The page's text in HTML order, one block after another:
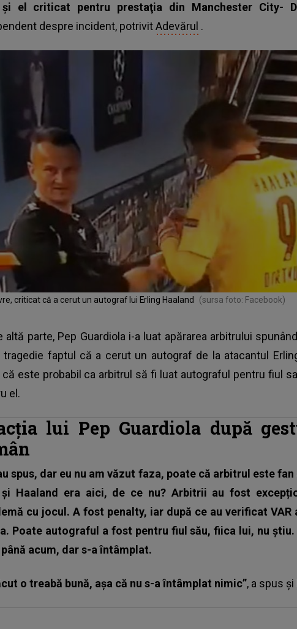
el criticat pentru prestaţia din Manchester City-
despre incident, potrivitAdevărul .
criticat că a cerut un autograf lui Erling Haaland (sursa foto: Facebook)
altă parte, Pep Guardiola i-a luat apărarea arbitrului
tragedie faptul că a cerut un autograf de la atacantul
este probabil ca arbitrul să fi luat autograful pentru fiul
el.
lui Pep Guardiola după
spus, dar eu nu am văzut faza, poate că arbitrul este
și Haaland era aici, de ce nu? Arbitrii au fost
cu jocul. A fost penalty, iar după ce au verificat
Poate autograful a fost pentru fiul său, fiica lui, nu
acum, dar s-a întâmplat.
o treabă bună, așa că nu s-a întâmplat nimic”, a spus și